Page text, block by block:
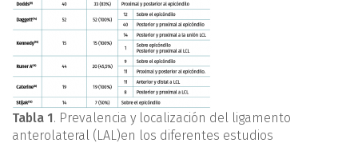
Tabla 1. Prevalencia y localización del ligamento
anterolateral (LAL)en los diferentes estudios